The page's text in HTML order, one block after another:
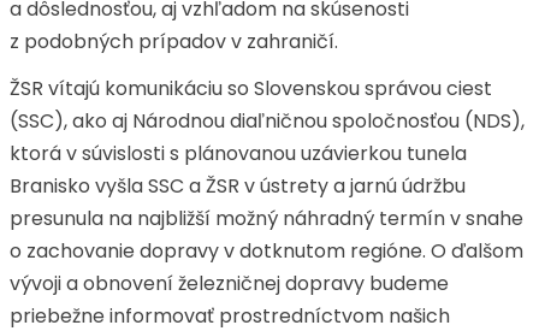
a dôslednosťou, aj vzhľadom na skúsenosti
z podobných prípadov v zahraničí.
ŽSR vítajú komunikáciu so Slovenskou správou ciest
(SSC), ako aj Národnou diaľničnou spoločnosťou (NDS),
ktorá v súvislosti s plánovanou uzávierkou tunela
Branisko vyšla SSC a ŽSR v ústrety a jarnú údržbu
presunula na najbližší možný náhradný termín v snahe
o zachovanie dopravy v dotknutom regióne. O ďalšom
vývoji a obnovení železničnej dopravy budeme
priebežne informovať prostredníctvom našich